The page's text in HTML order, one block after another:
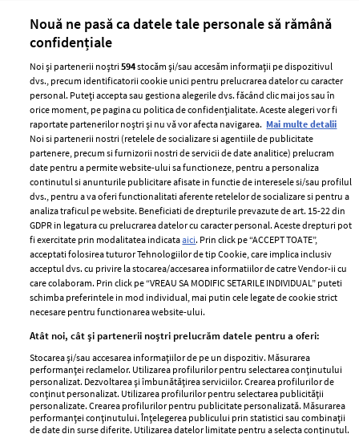
ELLE Style Awards
2024
Despre ELLE
Romania
Contact
Abonamente
Termeni si conditii
Politica de
confidențialitate
Politica de cookies
Publicitate
GSP
Unica
Baby
Retete
femei
Viva
Avantaje
Retete practice
Nouă ne pasă ca datele tale personale să rămână
confidențiale
Noi și partenerii noștri594stocăm și/sau accesăm informații pe dispozitivul
dvs., precum identificatorii cookie unici pentru prelucrarea datelor cu caracter
personal. Puteți accepta sau gestiona alegerile dvs. făcând clic mai jos sau în
orice moment, pe pagina cu politica de confidențialitate. Aceste alegeri vor fi
raportate partenerilor noștri și nu vă vor afecta navigarea. Mai multe detalii
Noi si partenerii nostri (retelele de socializare si agentiile de publicitate
partenere, precum si furnizorii nostri de servicii de date analitice) prelucram
date pentru a permite website-ului sa functioneze, pentru a personaliza
continutul si anunturile publicitare afisate in functie de interesele si/sau profilul
dvs., pentru a va oferi functionalitati aferente retelelor de socializare si pentru a
analiza traficul pe website. Beneficiati de drepturile prevazute de art. 15-22 din
GDPR in legatura cu prelucrarea datelor cu caracter personal. Aceste drepturi pot
fi exercitate prin modalitatea indicataaici. Prin click pe “ACCEPT TOATE”,
acceptati folosirea tuturor Tehnologiilor de tip Cookie, care implica inclusiv
acceptul dvs. cu privire la stocarea/accesarea informatiilor de catre Vendor-ii cu
care colaboram. Prin click pe “VREAU SA MODIFIC SETARILE INDIVIDUAL” puteti
schimba preferintele in mod individual, mai putin cele legate de cookie strict
necesare pentru functionarea website-ului.
Atât noi, cât și partenerii noștri prelucrăm datele pentru a oferi:
Stocarea și/sau accesarea informațiilor de pe un dispozitiv. Măsurarea
performanței reclamelor. Utilizarea profilurilor pentru selectarea conținutului
personalizat. Dezvoltarea și îmbunătățirea serviciilor. Crearea profilurilor de
conținut personalizat. Utilizarea profilurilor pentru selectarea publicității
personalizate. Crearea profilurilor pentru publicitate personalizată. Măsurarea
performanței conținutului. Înțelegerea publicului prin statistici sau combinații
de date din surse diferite. Utilizarea datelor limitate pentru a selecta conținutul.